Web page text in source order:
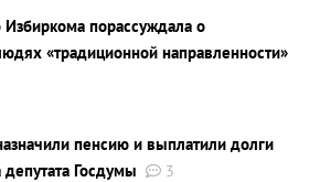
Избиркома порассуждала о
«традиционной направленности»
пенсию и выплатили долги
Госдумы
3